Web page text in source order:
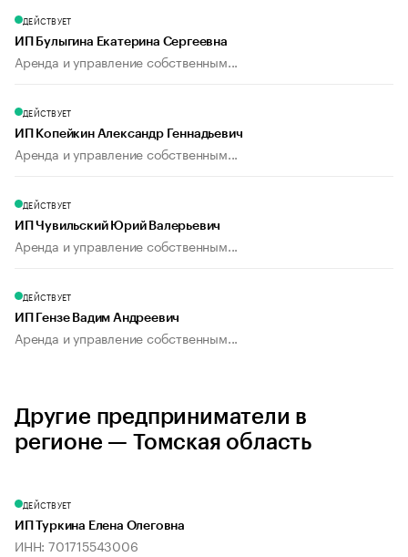
ДЕЙСТВУЕТ
ИП Булыгина Екатерина Сергеевна
Аренда и управление собственным...
ДЕЙСТВУЕТ
ИП Копейкин Александр Геннадьевич
Аренда и управление собственным...
ДЕЙСТВУЕТ
ИП Чувильский Юрий Валерьевич
Аренда и управление собственным...
ДЕЙСТВУЕТ
ИП Гензе Вадим Андреевич
Аренда и управление собственным...
Другие предприниматели в
регионе — Томская область
ДЕЙСТВУЕТ
ИП Туркина Елена Олеговна
ИНН: 701715543006